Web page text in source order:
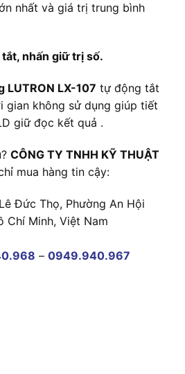
nhất và giá trị trung bình
nhấn giữ trị số.
LUTRON LX-107 tự động tắt
gian không sử dụng giúp tiết
giữ đọc kết quả .
CÔNG TY TNHH KỸ THUẬT
mua hàng tin cậy:
Đức Thọ, Phường An Hội
Chí Minh, Việt Nam
– 0949.940.967